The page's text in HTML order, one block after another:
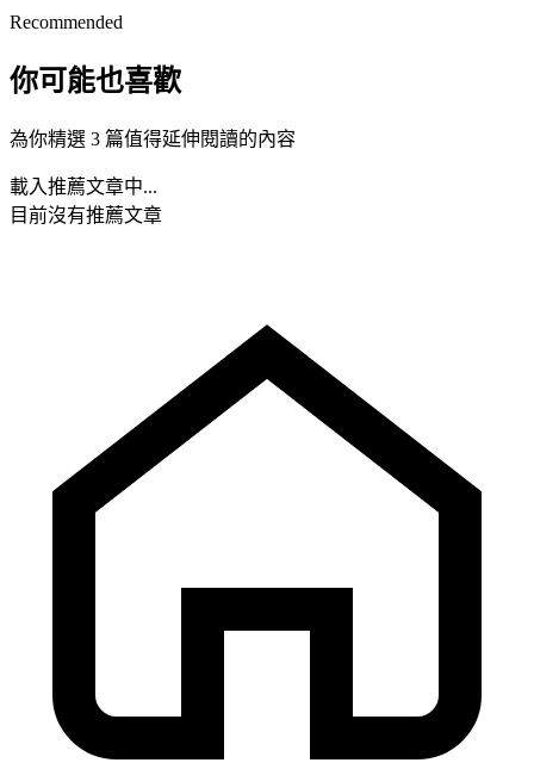
Recommended
你可能也喜歡
為你精選 3 篇值得延伸閱讀的內容
載入推薦文章中...
目前沒有推薦文章